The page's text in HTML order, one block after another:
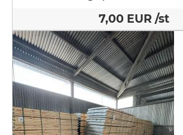
7,00 EUR /st